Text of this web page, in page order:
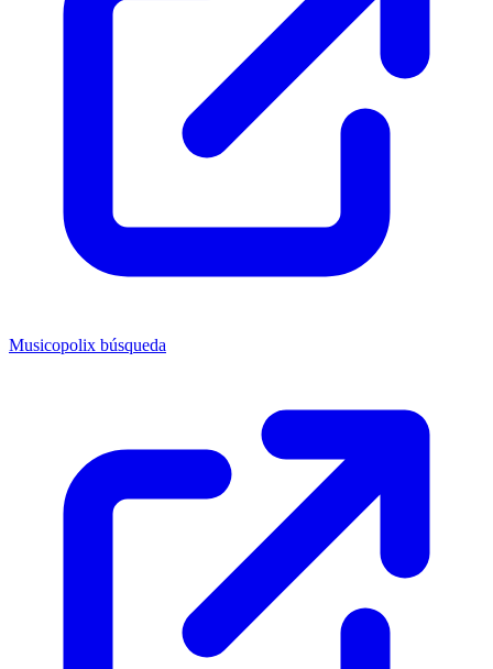
Musicopolix búsqueda